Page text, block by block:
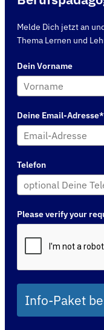
Melde Dich jetzt an
Thema Lernen und
Dein Vorname
Deine Email-Adresse*
Telefon
Please verify your
Info-Paket